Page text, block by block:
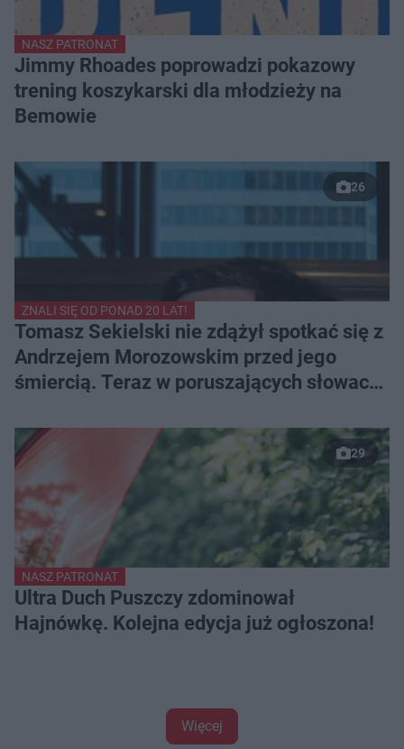
NASZ PATRONAT
Jimmy Rhoades poprowadzi pokazowy
trening koszykarski dla młodzieży na
Bemowie
26
ZNALI SIĘ OD PONAD 20 LAT!
Tomasz Sekielski nie zdążył spotkać się z
Andrzejem Morozowskim przed jego
śmiercią. Teraz w poruszających słowach
29
NASZ PATRONAT
Ultra Duch Puszczy zdominował
Hajnówkę. Kolejna edycja już ogłoszona!
Więcej